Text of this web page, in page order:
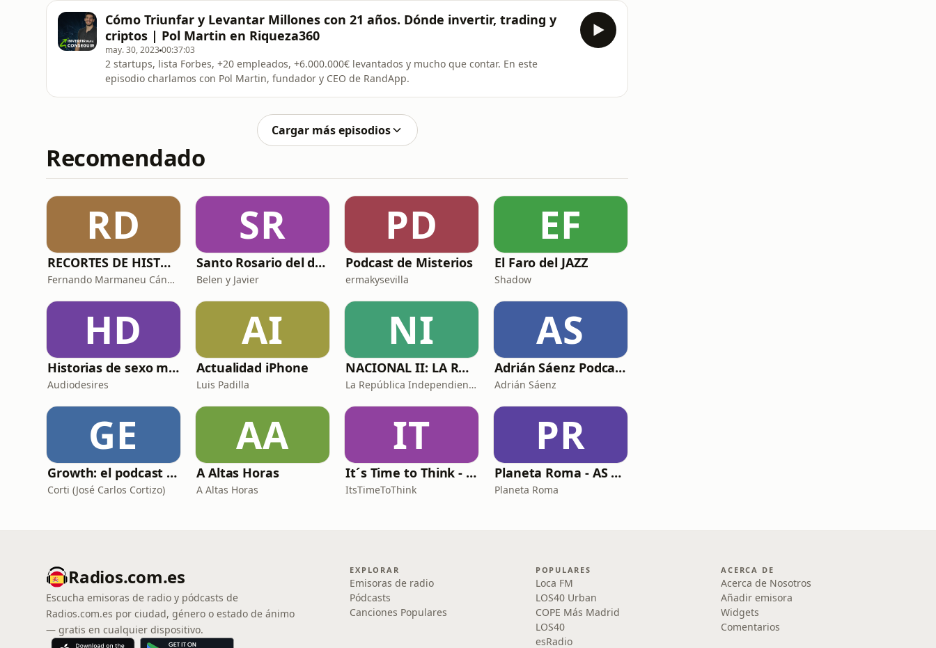
Cómo Triunfar y Levantar Millones con 21 años. Dónde invertir, trading y
criptos | Pol Martin en Riqueza360
may. 30, 202300:37:03
2 startups, lista Forbes, +20 empleados, +6.000.000€ levantados y mucho que contar. En este
episodio charlamos con Pol Martin, fundador y CEO de RandApp.
Cargar más episodios
Recomendado
RD
RECORTES DE HISTORIA Y CIENCIA
Fernando Marmaneu Cánovas
SR
Santo Rosario del día. 🙏 Reza con nosotros en castellano 🇪🇸
Belen y Javier
PD
Podcast de Misterios
ermakysevilla
EF
El Faro del JAZZ
Shadow
HD
Historias de sexo muy intensas y calientes
Audiodesires
AI
Actualidad iPhone
Luis Padilla
NI
NACIONAL II: LA RUTA DEL EXILIO
La República Independiente de la Radio
AS
Adrián Sáenz Podcast
Adrián Sáenz
GE
Growth: el podcast de Product Hackers 🚀
Corti (José Carlos Cortizo)
AA
A Altas Horas
A Altas Horas
IT
It´s Time to Think - ¿Nos paramos a pensar?
ItsTimeToThink
PR
Planeta Roma - AS Roma Podcast en Español
Planeta Roma
Radios.com.es
Escucha emisoras de radio y pódcasts de
Radios.com.es por ciudad, género o estado de ánimo
— gratis en cualquier dispositivo.
EXPLORAR
Emisoras de radio
Pódcasts
Canciones Populares
POPULARES
Loca FM
LOS40 Urban
COPE Más Madrid
LOS40
esRadio
ACERCA DE
Acerca de Nosotros
Añadir emisora
Widgets
Comentarios